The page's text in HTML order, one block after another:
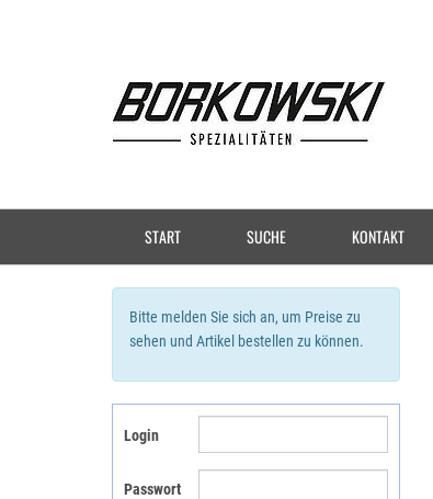
START SUCHE KONTAKT
Bitte melden Sie sich an, um Preise zu
sehen und Artikel bestellen zu können.
Login
Passwort